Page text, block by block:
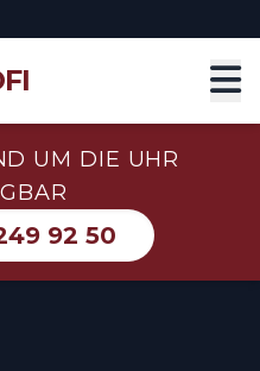
UM DIE UHR
92 50